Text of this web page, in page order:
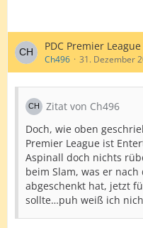
PDC Premier
Ch496 31. Dezember
Zitat von Ch496
Doch, wie oben
Premier League ist
Aspinall doch nichts
beim Slam, was er
abgeschenkt hat, jetzt
sollte…puh weiß ich